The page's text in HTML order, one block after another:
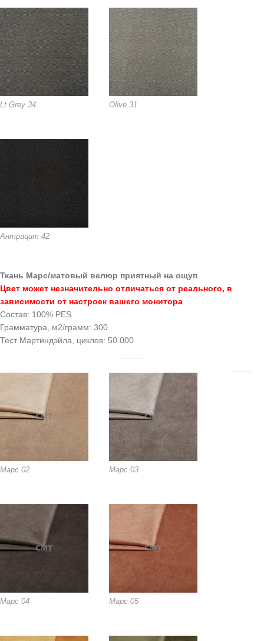
Lt Grey 34 Olive 31
Антрацит 42
Ткань Марс/матовый велюр приятный на ощуп
Цвет может незначительно отличаться от реального, в
зависимости от настроек вашего монитора
Состав: 100% PES
Грамматура, м2/грамм: 300
Тест Мартиндэйла, циклов: 50 000
Марс 02 Марс 03
Марс 04 Марс 05